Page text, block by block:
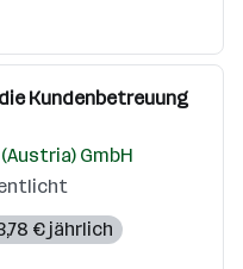
Kundenbetreuung
GmbH
€ jährlich